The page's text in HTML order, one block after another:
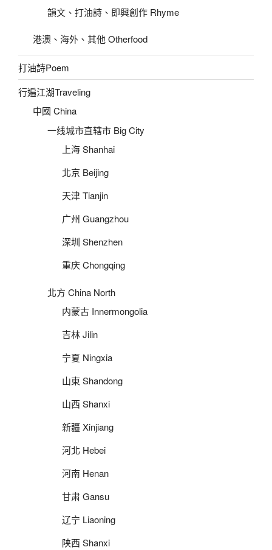
韻文、打油詩、即興創作 Rhyme
港澳、海外、其他 Otherfood
打油詩Poem
行遍江湖Traveling
中國 China
一线城市直辖市 Big City
上海 Shanhai
北京 Beijing
天津 Tianjin
广州 Guangzhou
深圳 Shenzhen
重庆 Chongqing
北方 China North
内蒙古 Innermongolia
吉林 Jilin
宁夏 Ningxia
山東 Shandong
山西 Shanxi
新疆 Xinjiang
河北 Hebei
河南 Henan
甘肃 Gansu
辽宁 Liaoning
陕西 Shanxi